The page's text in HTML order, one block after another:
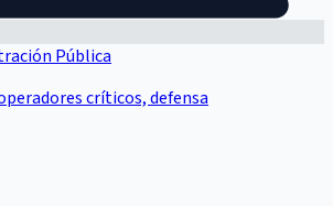
Pública
críticos, defensa